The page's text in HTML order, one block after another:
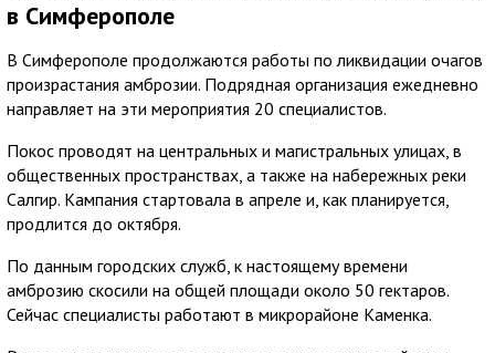
в Симферополе
В Симферополе продолжаются работы по ликвидации очагов
произрастания амброзии. Подрядная организация ежедневно
направляет на эти мероприятия 20 специалистов.
Покос проводят на центральных и магистральных улицах, в
общественных пространствах, а также на набережных реки
Салгир. Кампания стартовала в апреле и, как планируется,
продлится до октября.
По данным городских служб, к настоящему времени
амброзию скосили на общей площади около 50 гектаров.
Сейчас специалисты работают в микрорайоне Каменка.